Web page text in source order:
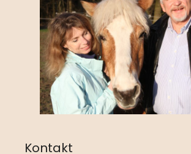
Kontakt